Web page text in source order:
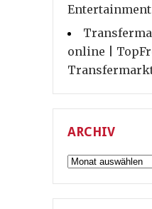
online |
ARCHIV
Archiv